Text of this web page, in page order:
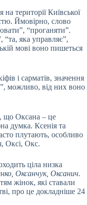
на території Київської
Ймовірно, слово
“проганяти”.
“та, яка управляє”,
мові воно пишеться
і сарматів, значення
можливо, від них воно
що Оксана – це
думка. Ксенія та
плутають, особливо
Оксі, Окс.
ціла низка
Оксанчук, Оксанич.
жінок, які ставали
про це докладніше 24